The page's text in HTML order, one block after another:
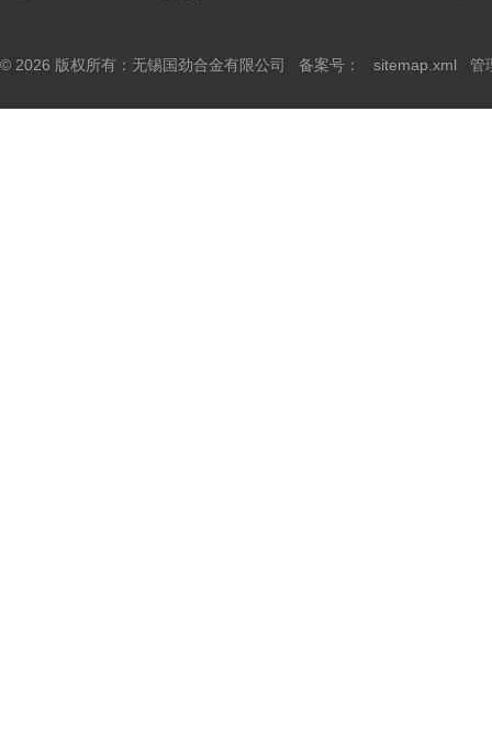
© 2026 版权所有：无锡国劲合金有限公司 备案号： sitemap.xml 管